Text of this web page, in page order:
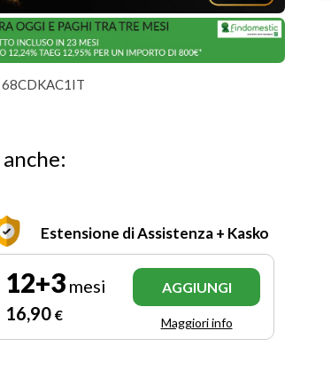
68CDKAC1IT
anche:
Estensione di Assistenza + Kasko
12+3 mesi
16,90 €
AGGIUNGI
Maggiori info